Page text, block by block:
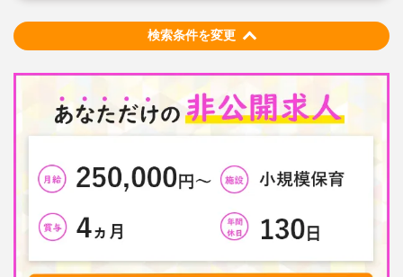
検索条件を変更